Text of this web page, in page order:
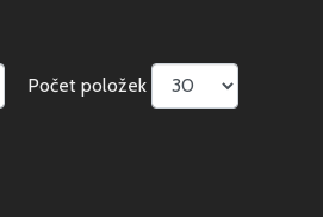
Počet položek